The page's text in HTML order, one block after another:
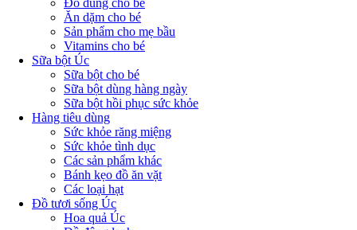
Ăn dặm cho bé
Sản phẩm cho mẹ bầu
Vitamins cho bé
Sữa bột Úc
Sữa bột cho bé
Sữa bột dùng hàng ngày
Sữa bột hồi phục sức khỏe
Hàng tiêu dùng
Sức khỏe răng miệng
Sức khỏe tình dục
Các sản phẩm khác
Bánh kẹo đồ ăn vặt
Các loại hạt
Đồ tươi sống Úc
Hoa quả Úc